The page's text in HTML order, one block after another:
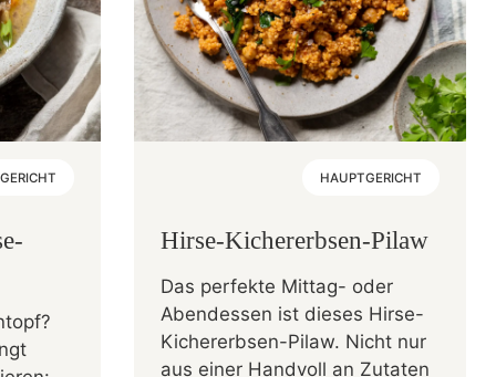
HAUPTGERICHT
Hirse-Kichererbsen-Pilaw
Das perfekte Mittag- oder
Abendessen ist dieses Hirse-
Kichererbsen-Pilaw. Nicht nur
aus einer Handvoll an Zutaten